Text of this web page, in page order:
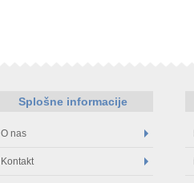
Splošne informacije
O nas
Kontakt